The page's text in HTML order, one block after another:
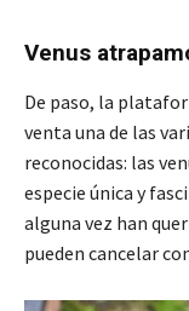
Venus
De paso, la
venta una de las
reconocidas: las
especie única y
alguna vez han
pueden cancelar